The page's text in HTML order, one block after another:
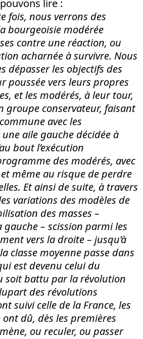
lire :
fois, nous verrons des
bourgeoisie modérée
contre une réaction, ou
acharnée à survivre. Nous
dépasser les objectifs des
poussée vers leurs propres
et les modérés, à leur tour,
groupe conservateur, faisant
avec les
aile gauche décidée à
bout l’exécution
des modérés, avec
et même au risque de perdre
Et ainsi de suite, à travers
variations des modèles de
des masses –
gauche – scission parmi les
vers la droite – jusqu’à
classe moyenne passe dans
est devenu celui du
soit battu par la révolution
des révolutions
suivi celle de la France, les
dû, dès les premières
ou reculer, ou passer